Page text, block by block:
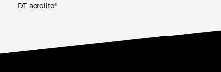
DT aerolite®